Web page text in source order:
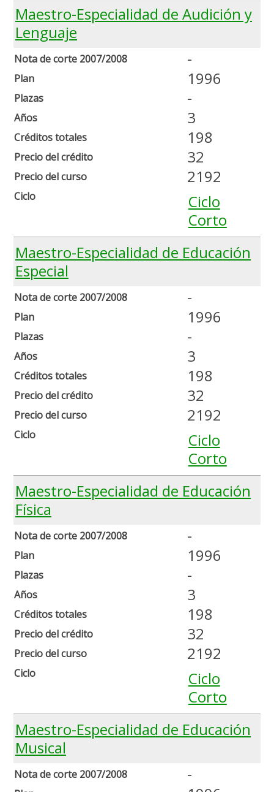
Maestro-Especialidad de Audición y
Lenguaje
Nota de corte 2007/2008
Plan
Plazas
Años
Créditos totales
Precio del crédito
Precio del curso
Ciclo
-
1996
-
3
198
32
2192
Ciclo
Corto
Maestro-Especialidad de Educación
Especial
Nota de corte 2007/2008
Plan
Plazas
Años
Créditos totales
Precio del crédito
Precio del curso
Ciclo
-
1996
-
3
198
32
2192
Ciclo
Corto
Maestro-Especialidad de Educación
Física
Nota de corte 2007/2008
Plan
Plazas
Años
Créditos totales
Precio del crédito
Precio del curso
Ciclo
-
1996
-
3
198
32
2192
Ciclo
Corto
Maestro-Especialidad de Educación
Musical
Nota de corte 2007/2008
-